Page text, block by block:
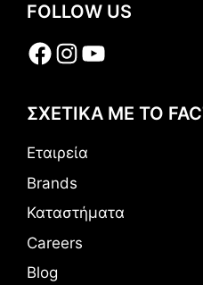
FOLLOW US
Facebook
Instagram
YouTube
ΣΧΕΤΙΚΑ ΜΕ ΤΟ
Εταιρεία
Brands
Καταστήματα
Careers
Blog